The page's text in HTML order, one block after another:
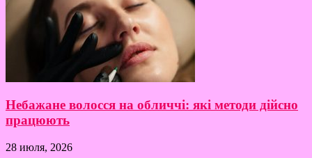
Небажане волосся на обличчі: які методи дійсно
працюють
28 июля, 2026